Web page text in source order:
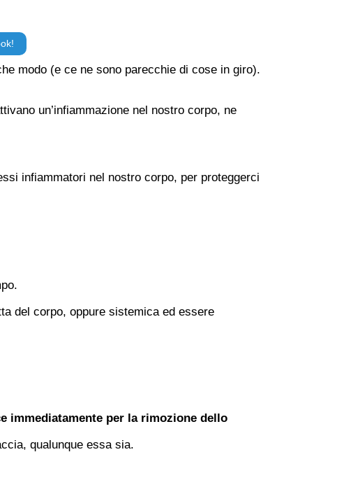
modo (e ce ne sono parecchie di cose in giro).
un’infiammazione nel nostro corpo, ne
infiammatori nel nostro corpo, per proteggerci
del corpo, oppure sistemica ed essere
immediatamente per la rimozione dello
qualunque essa sia.